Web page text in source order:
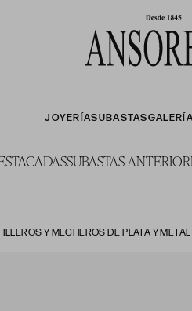
JOYERÍASUBASTAS
SUBASTAS
Y MECHEROS DE PLATA Y